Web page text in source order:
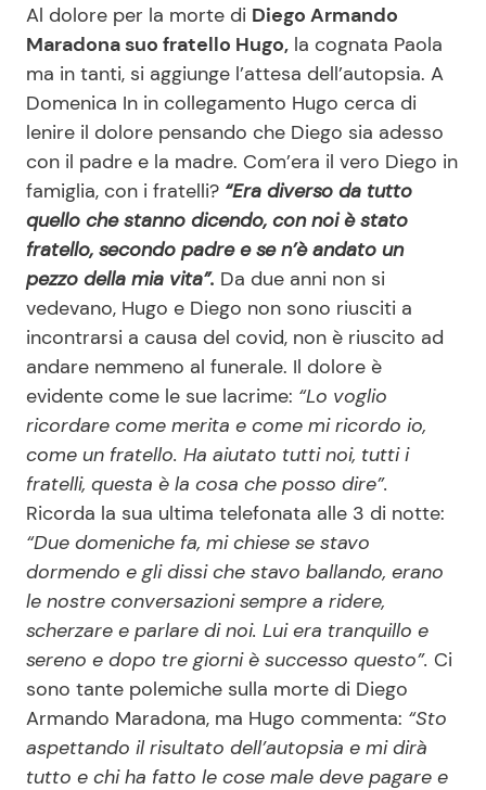
Moda e Style
Mondo Mamma
News benessere
Salute
Viaggi e Turismo
Festività
Dolci
Le Ricette in TV
Primi Piatti
Ricette Facili e Veloci
Ricette Feste
Ricette per Bambini
Seguici
Info
Chi siamo
Disclaimer e Privacy
Redazione
Contattaci
Pubblicità
Al dolore per la morte di Diego Armando
Maradona suo fratello Hugo, la cognata Paola
ma in tanti, si aggiunge l’attesa dell’autopsia. A
Domenica In in collegamento Hugo cerca di
lenire il dolore pensando che Diego sia adesso
con il padre e la madre. Com’era il vero Diego in
famiglia, con i fratelli? “Era diverso da tutto
quello che stanno dicendo, con noi è stato
fratello, secondo padre e se n’è andato un
pezzo della mia vita”. Da due anni non si
vedevano, Hugo e Diego non sono riusciti a
incontrarsi a causa del covid, non è riuscito ad
andare nemmeno al funerale. Il dolore è
evidente come le sue lacrime: “Lo voglio
ricordare come merita e come mi ricordo io,
come un fratello. Ha aiutato tutti noi, tutti i
fratelli, questa è la cosa che posso dire”.
Ricorda la sua ultima telefonata alle 3 di notte:
“Due domeniche fa, mi chiese se stavo
dormendo e gli dissi che stavo ballando, erano
le nostre conversazioni sempre a ridere,
scherzare e parlare di noi. Lui era tranquillo e
sereno e dopo tre giorni è successo questo”. Ci
sono tante polemiche sulla morte di Diego
Armando Maradona, ma Hugo commenta: “Sto
aspettando il risultato dell’autopsia e mi dirà
tutto e chi ha fatto le cose male deve pagare e